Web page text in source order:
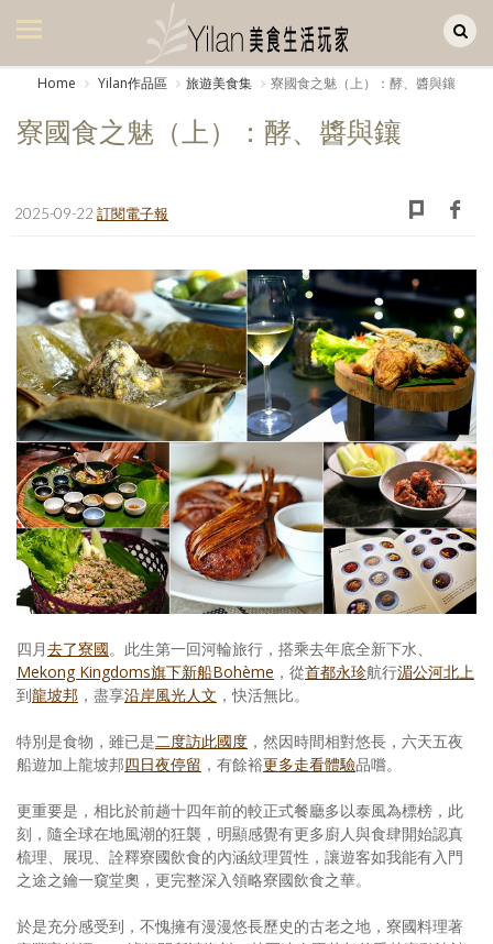
美食集
生活風
書房集
日記簿
餐桌週記
享樂隨手拍
照相簿
影音區
創意出版服務
歷史區
關於Yilan
個人著作
媒體報導一覽
合作與代言
訂閱電子報
Home Yilan作品區 旅遊美食集 寮國食之魅（上）：酵、醬與鑲
寮國食之魅（上）：酵、醬與鑲
2025-09-22 訂閱電子報
四月去了寮國。此生第一回河輪旅行，搭乘去年底全新下水、
Mekong Kingdoms旗下新船Bohème ，從首都永珍航行湄公河北上
到龍坡邦 ，盡享沿岸風光人文 ，快活無比。
特別是食物，雖已是二度訪此國度 ，然因時間相對悠長，六天五夜
船遊加上龍坡邦四日夜停留 ，有餘裕更多走看體驗品嚐。
更重要是，相比於前趟十四年前的較正式餐廳多以泰風為標榜，此
刻，隨全球在地風潮的狂襲，明顯感覺有更多廚人與食肆開始認真
梳理、展現、詮釋寮國飲食的內涵紋理質性，讓遊客如我能有入門
之途之鑰一窺堂奧，更完整深入領略寮國飲食之華。
於是充分感受到，不愧擁有漫漫悠長歷史的古老之地，寮國料理著